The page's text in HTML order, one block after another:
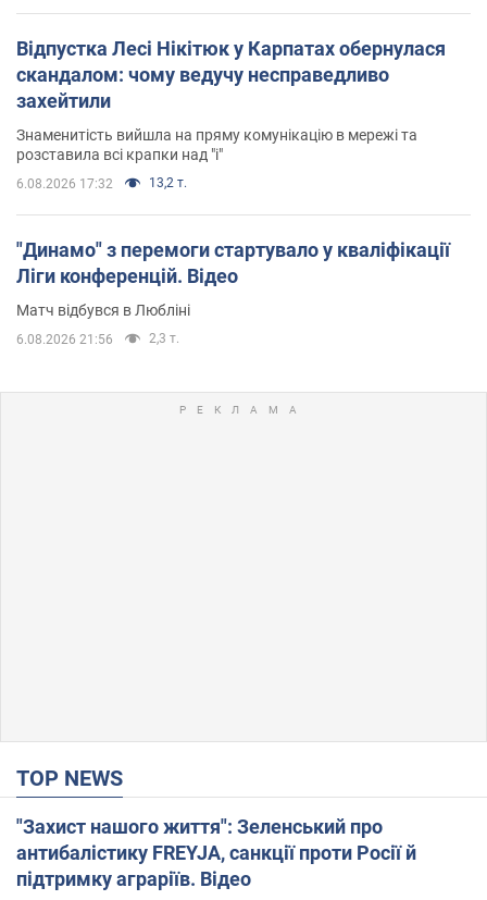
Відпустка Лесі Нікітюк у Карпатах обернулася
скандалом: чому ведучу несправедливо
захейтили
Знаменитість вийшла на пряму комунікацію в мережі та
розставила всі крапки над "і"
6.08.2026 17:32 13,2 т.
"Динамо" з перемоги стартувало у кваліфікації
Ліги конференцій. Відео
Матч відбувся в Любліні
6.08.2026 21:56 2,3 т.
TOP NEWS
"Захист нашого життя": Зеленський про
антибалістику FREYJA, санкції проти Росії й
підтримку аграріїв. Відео